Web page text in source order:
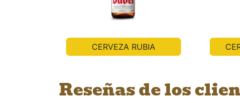
CERVEZA RUBIA
Reseñas de los